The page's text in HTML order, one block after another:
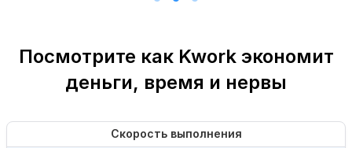
Посмотрите как Kwork экономит
деньги, время и нервы
Скорость выполнения